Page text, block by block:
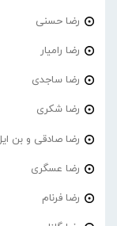
رضا حسنی
رضا رامیار
رضا ساجدی
رضا شکری
رضا صادقی و بن
رضا عسگری
رضا فرنام